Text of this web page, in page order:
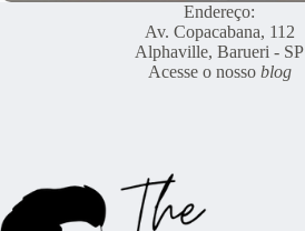
Endereço:
Av. Copacabana, 112
Alphaville, Barueri - SP
Acesse o nosso blog